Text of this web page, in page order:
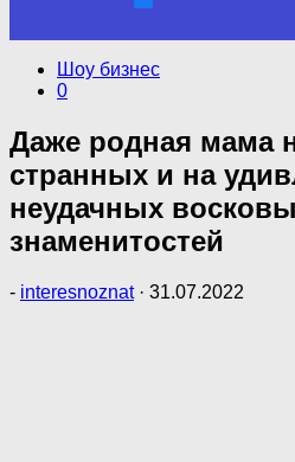
Шоу бизнес
0
Даже родная мама
странных и на
неудачных
знаменитостей
- interesnoznat · 31.07.2022